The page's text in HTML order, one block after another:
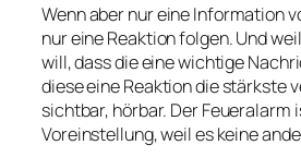
Wenn aber nur eine Information
nur eine Reaktion folgen. Und
will, dass die eine wichtige
diese eine Reaktion die stärkste
sichtbar, hörbar. Der Feueralarm
Voreinstellung, weil es keine